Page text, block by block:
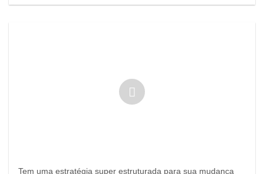
Tem uma estratégia super estruturada para sua mudança